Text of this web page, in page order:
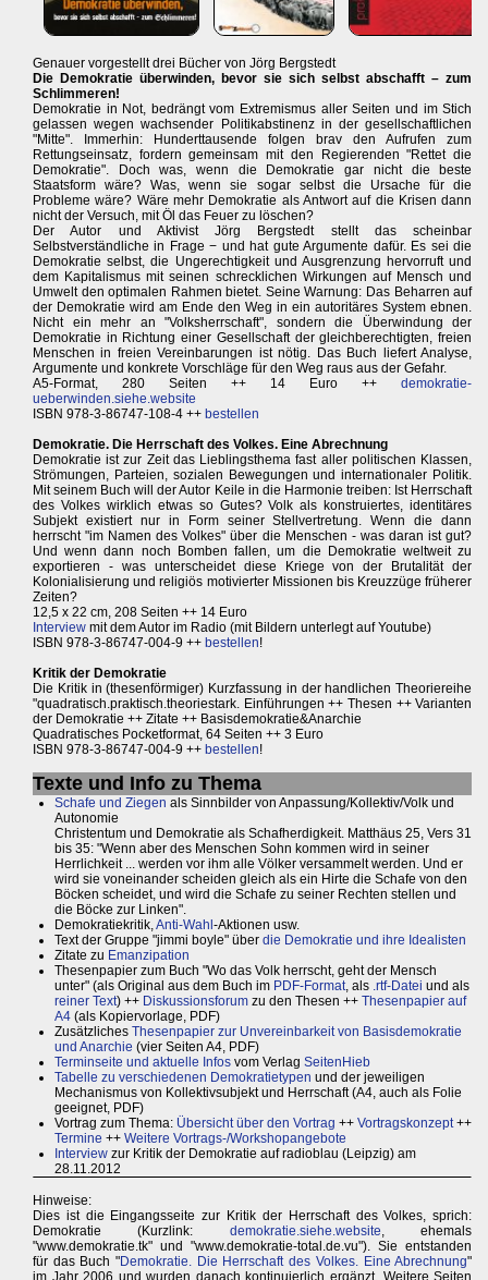
Genauer vorgestellt drei Bücher von Jörg Bergstedt
Die Demokratie überwinden, bevor sie sich selbst abschafft – zum
Schlimmeren!
Demokratie in Not, bedrängt vom Extremismus aller Seiten und im Stich
gelassen wegen wachsender Politikabstinenz in der gesellschaftlichen
"Mitte". Immerhin: Hunderttausende folgen brav den Aufrufen zum
Rettungseinsatz, fordern gemeinsam mit den Regierenden "Rettet die
Demokratie". Doch was, wenn die Demokratie gar nicht die beste
Staatsform wäre? Was, wenn sie sogar selbst die Ursache für die
Probleme wäre? Wäre mehr Demokratie als Antwort auf die Krisen dann
nicht der Versuch, mit Öl das Feuer zu löschen?
Der Autor und Aktivist Jörg Bergstedt stellt das scheinbar
Selbstverständliche in Frage − und hat gute Argumente dafür. Es sei die
Demokratie selbst, die Ungerechtigkeit und Ausgrenzung hervorruft und
dem Kapitalismus mit seinen schrecklichen Wirkungen auf Mensch und
Umwelt den optimalen Rahmen bietet. Seine Warnung: Das Beharren auf
der Demokratie wird am Ende den Weg in ein autoritäres System ebnen.
Nicht ein mehr an "Volksherrschaft", sondern die Überwindung der
Demokratie in Richtung einer Gesellschaft der gleichberechtigten, freien
Menschen in freien Vereinbarungen ist nötig. Das Buch liefert Analyse,
Argumente und konkrete Vorschläge für den Weg raus aus der Gefahr.
A5-Format, 280 Seiten ++ 14 Euro ++demokratie-
ueberwinden.siehe.website
ISBN 978-3-86747-108-4 ++ bestellen
Demokratie. Die Herrschaft des Volkes. Eine Abrechnung
Demokratie ist zur Zeit das Lieblingsthema fast aller politischen Klassen,
Strömungen, Parteien, sozialen Bewegungen und internationaler Politik.
Mit seinem Buch will der Autor Keile in die Harmonie treiben: Ist Herrschaft
des Volkes wirklich etwas so Gutes? Volk als konstruiertes, identitäres
Subjekt existiert nur in Form seiner Stellvertretung. Wenn die dann
herrscht "im Namen des Volkes" über die Menschen - was daran ist gut?
Und wenn dann noch Bomben fallen, um die Demokratie weltweit zu
exportieren - was unterscheidet diese Kriege von der Brutalität der
Kolonialisierung und religiös motivierter Missionen bis Kreuzzüge früherer
Zeiten?
12,5 x 22 cm, 208 Seiten ++ 14 Euro
Interview mit dem Autor im Radio (mit Bildern unterlegt auf Youtube)
ISBN 978-3-86747-004-9 ++ bestellen!
Kritik der Demokratie
Die Kritik in (thesenförmiger) Kurzfassung in der handlichen Theoriereihe
"quadratisch.praktisch.theoriestark. Einführungen ++ Thesen ++ Varianten
der Demokratie ++ Zitate ++ Basisdemokratie&Anarchie
Quadratisches Pocketformat, 64 Seiten ++ 3 Euro
ISBN 978-3-86747-004-9 ++ bestellen!
Texte und Info zu Thema
Schafe und Ziegen als Sinnbilder von Anpassung/Kollektiv/Volk und
Autonomie
Christentum und Demokratie als Schafherdigkeit. Matthäus 25, Vers 31
bis 35: "Wenn aber des Menschen Sohn kommen wird in seiner
Herrlichkeit ... werden vor ihm alle Völker versammelt werden. Und er
wird sie voneinander scheiden gleich als ein Hirte die Schafe von den
Böcken scheidet, und wird die Schafe zu seiner Rechten stellen und
die Böcke zur Linken".
Demokratiekritik,Anti-Wahl -Aktionen usw.
Text der Gruppe "jimmi boyle" über die Demokratie und ihre Idealisten
Zitate zu Emanzipation
Thesenpapier zum Buch "Wo das Volk herrscht, geht der Mensch
unter" (als Original aus dem Buch im PDF-Format, als .rtf-Datei und als
reiner Text) ++ Diskussionsforum zu den Thesen ++ Thesenpapier auf
A4 (als Kopiervorlage, PDF)
Zusätzliches Thesenpapier zur Unvereinbarkeit von Basisdemokratie
und Anarchie (vier Seiten A4, PDF)
Terminseite und aktuelle Infos vom Verlag SeitenHieb
Tabelle zu verschiedenen Demokratietypen und der jeweiligen
Mechanismus von Kollektivsubjekt und Herrschaft (A4, auch als Folie
geeignet, PDF)
Vortrag zum Thema: Übersicht über den Vortrag ++ Vortragskonzept++
Termine ++ Weitere Vortrags-/Workshopangebote
Interview zur Kritik der Demokratie auf radioblau (Leipzig) am
28.11.2012
Hinweise:
Dies ist die Eingangsseite zur Kritik der Herrschaft des Volkes, sprich:
Demokratie (Kurzlink: demokratie.siehe.website, ehemals
"www.demokratie.tk" und "www.demokratie-total.de.vu"). Sie entstanden
für das Buch "Demokratie. Die Herrschaft des Volkes. Eine Abrechnung"